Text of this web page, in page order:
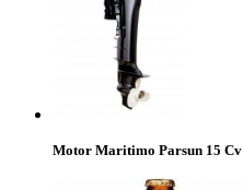
Motor Maritimo Parsun 15 Cv